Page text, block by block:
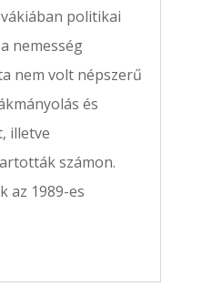
politikai
nemesség
nem volt népszerű
és
illetve
számon.
az 1989-es